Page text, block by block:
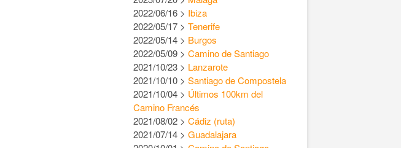
2022/06/16 > Ibiza
2022/05/17 > Tenerife
2022/05/14 > Burgos
2022/05/09 > Camino de Santiago
2021/10/23 > Lanzarote
2021/10/10 > Santiago de Compostela
2021/10/04 > Últimos 100km del
Camino Francés
2021/08/02 > Cádiz (ruta)
2021/07/14 > Guadalajara